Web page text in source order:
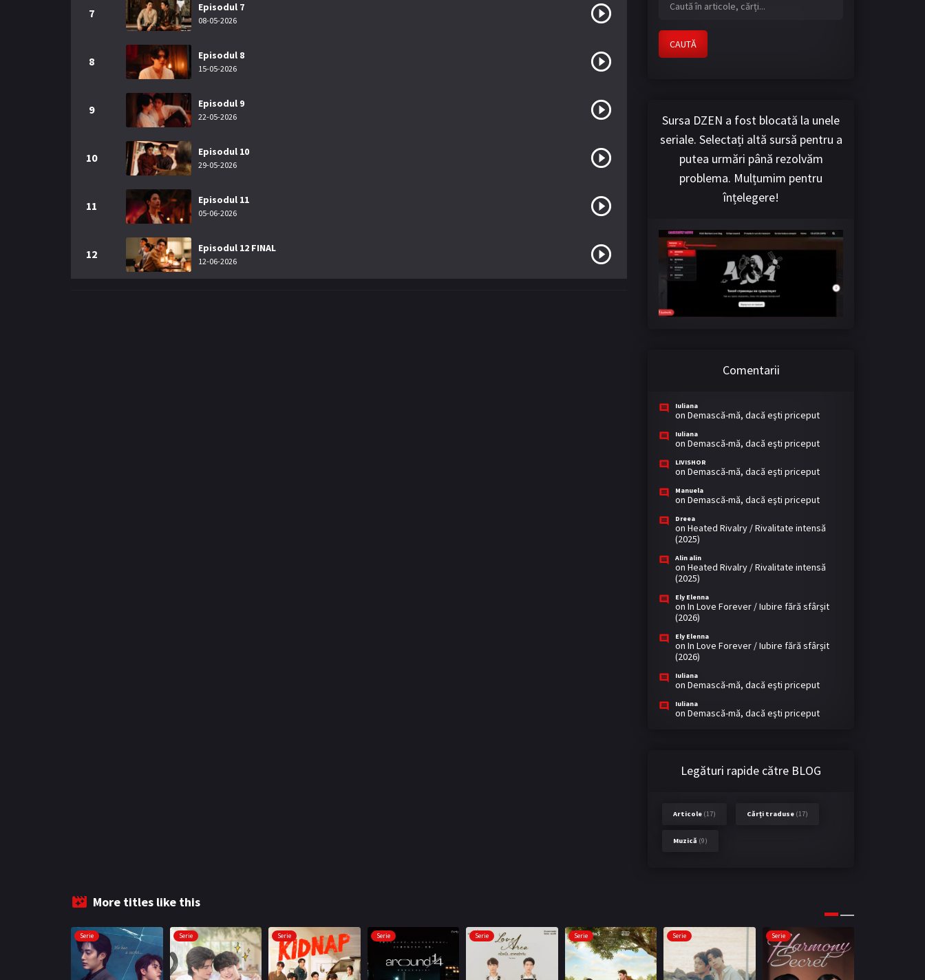
7 Episodul 7
08-05-2026
8 Episodul 8
15-05-2026
9 Episodul 9
22-05-2026
10 Episodul 10
29-05-2026
11 Episodul 11
05-06-2026
12 Episodul 12 FINAL
12-06-2026
CAUTĂ
Sursa DZEN a fost blocată la unele
seriale. Selectați altă sursă pentru a
putea urmări până rezolvăm
problema. Mulțumim pentru
înțelegere!
Comentarii
Iuliana
on Demască-mă, dacă eşti priceput
Iuliana
on Demască-mă, dacă eşti priceput
LIVISHOR
on Demască-mă, dacă eşti priceput
Manuela
on Demască-mă, dacă eşti priceput
Dreea
on Heated Rivalry / Rivalitate intensă
(2025)
Alin alin
on Heated Rivalry / Rivalitate intensă
(2025)
Ely Elenna
on In Love Forever / Iubire fără sfârșit
(2026)
Ely Elenna
on In Love Forever / Iubire fără sfârșit
(2026)
Iuliana
on Demască-mă, dacă eşti priceput
Iuliana
on Demască-mă, dacă eşti priceput
Legături rapide către BLOG
Articole (17) Cărți traduse (17)
Muzică (9)
More titles like this
Serie Serie Serie Serie Serie Serie Serie Serie